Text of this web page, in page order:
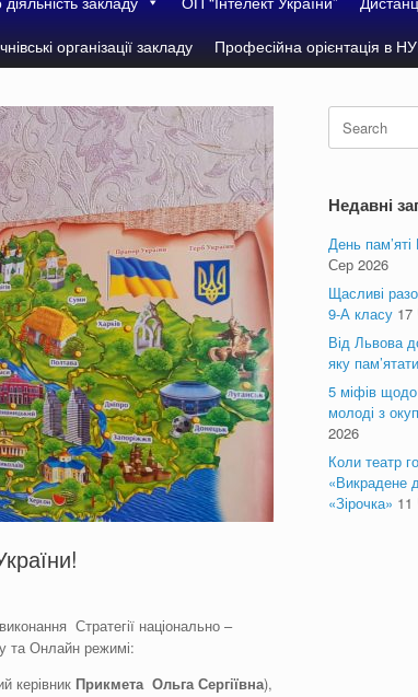
організації закладу Професійна орієнтація в
Стратегії національно –
та Онлайн режимі:
керівник ПрикметаОльгаСергіївна),
Search
for:
Недавні
День
Сер 2026
Щасливі
9-А класу 17
Від Львова
яку
5 міфів щодо
молоді з
2026
Коли театр
«Викрадене
«Зірочка» 11